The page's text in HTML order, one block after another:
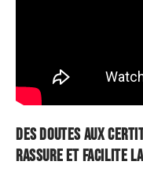
Des doutes aux
rassure et facilite la